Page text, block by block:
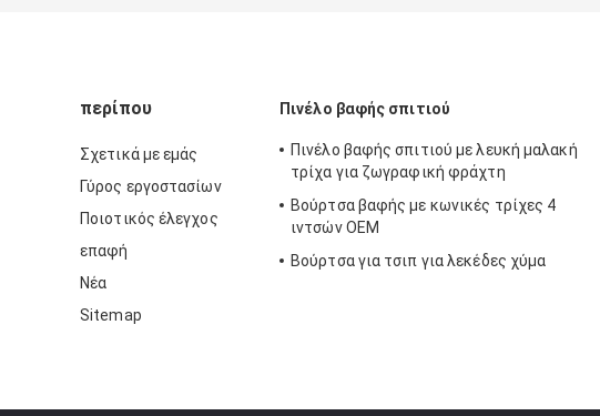
περίπου
Σχετικά με εμάς
Γύρος εργοστασίων
Ποιοτικός έλεγχος
επαφή
Νέα
Sitemap
Πινέλο βαφής σπιτιού
Πινέλο βαφής σπιτιού με λευκή μαλακή
τρίχα για ζωγραφική φράχτη
Βούρτσα βαφής με κωνικές τρίχες 4
ιντσών OEM
Βούρτσα για τσιπ για λεκέδες χύμα